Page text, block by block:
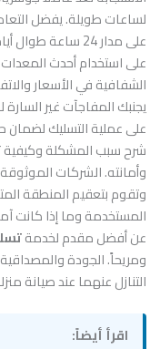
لساعات طويلة. يفضل
على مدار 24 ساعة
على استخدام أحدث
الشفافية في الأسعار
يجنبك المفاجآت غير
على عملية التسليك لضمان
شرح سبب المشكلة وكيفية
وأمانته. الشركات
وتقوم بتعقيم المنطقة
المستخدمة وما إذا كانت
عن أفضل مقدم لخدمة
ومريحاً. الجودة
التنازل عنهما عند صيانة
اقرأ أيضاً: